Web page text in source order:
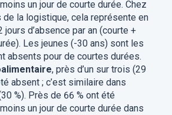
un jour de courte durée. Chez
de la logistique, cela représente en
jours d’absence par an (courte +
Les jeunes (-30 ans) sont les
absents pour de courtes durées.
, près d’un sur trois (29
absent ; c’est similaire dans
%). Près de 66 % ont été
un jour de courte durée dans